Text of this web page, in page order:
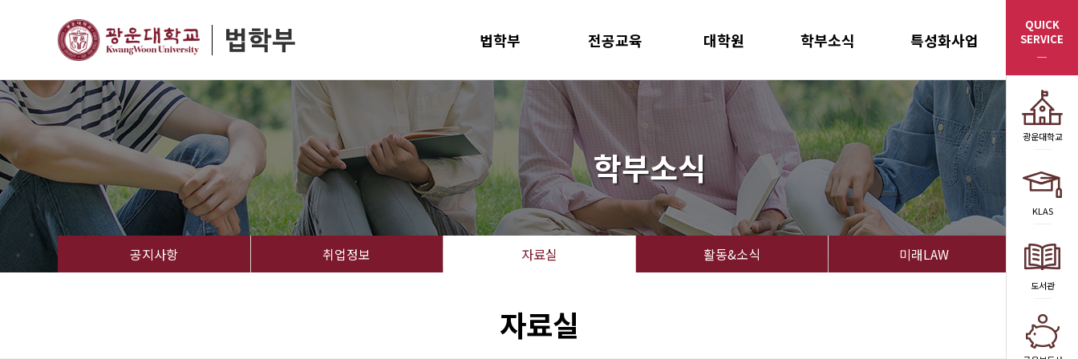
QUICK
SERVICE
광운대학교
KLAS
도서관
법학부
학부장인사말
교육목표/소개/진로
연혁
교수진소개
전공교육
일반법학전공
기업법무전공
과학기술법무전공
국제법무전공(~2023학번)
대학원
대학원소개
건설법무학과
부동산법무학과
학부소식
공지사항
취업정보
자료실
활동&소식
미래LAW
특성화사업
법조인력 양성반
멘토링 프로그램
튜터링 프로그램
라포형성 프로그램
학부소식
공지사항 취업정보 자료실 활동&소식 미래LAW
자료실